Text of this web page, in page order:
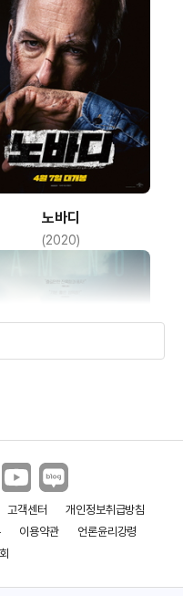
노바디
(2020)
연쇄 살인범이 아니다
고객센터
개인정보취급방침
이용약관
언론윤리강령